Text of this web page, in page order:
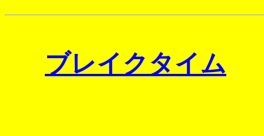
ブレイクタイム